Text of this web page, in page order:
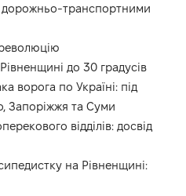
транспортними
до 30 градусів
ворога по Україні: під
Запоріжжя та Суми
відділів: досвід
на Рівненщині: